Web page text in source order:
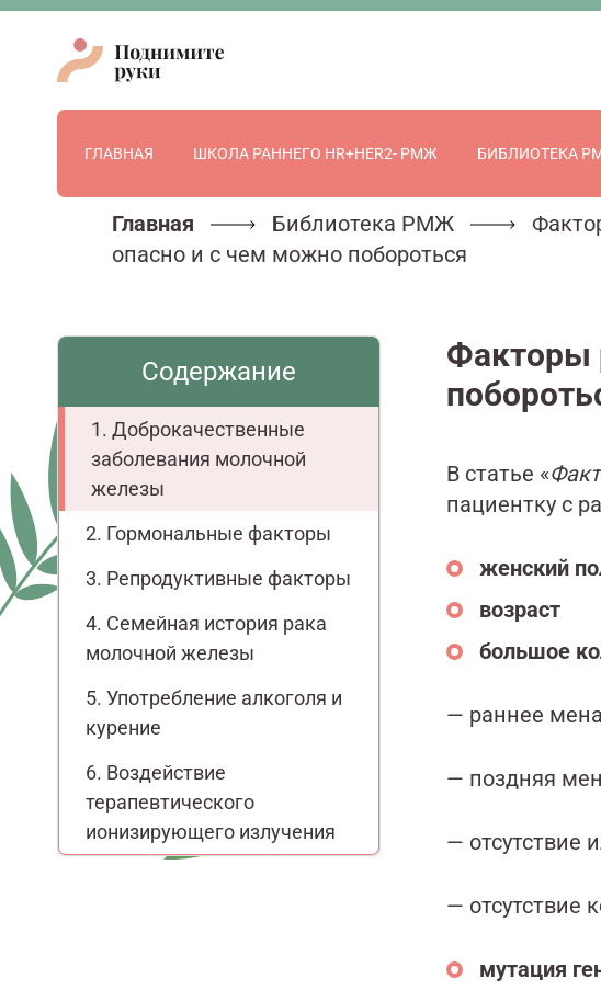
ГЛАВНАЯ ШКОЛА РАННЕГО HR+HER2- РМЖ БИБЛИОТЕКА
Главная Библиотека РМЖ
опасно и с чем можно побороться
Содержание
Доброкачественные
заболевания молочной
железы
Гормональные факторы
Репродуктивные факторы
Семейная история рака
молочной железы
Употребление алкоголя и
курение
Воздействие
терапевтического
ионизирующего излучения
Факторы
В статье «
пациентку с
женский
возраст
большое
— раннее
— поздняя
— отсутствие
— отсутствие
мутация